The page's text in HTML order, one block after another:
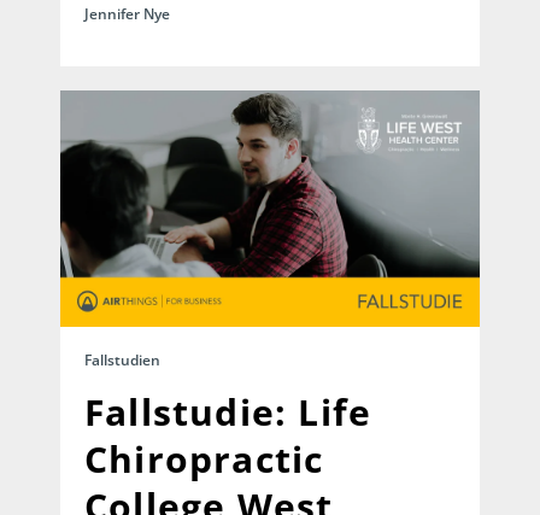
Jennifer Nye
Fallstudien
Fallstudie: Life
Chiropractic